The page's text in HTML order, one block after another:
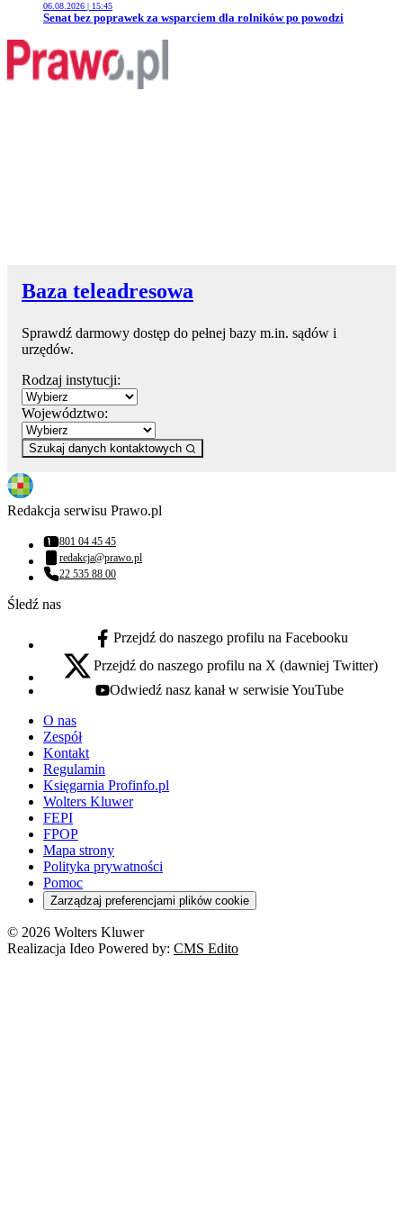
06.08.2026 | 15:45
Przejdź do artykułu:
Senat bez poprawek za wsparciem dla rolników po powodzi
Baza teleadresowa
Sprawdź darmowy dostęp do pełnej bazy m.in. sądów i
urzędów.
Rodzaj instytucji:
Województwo:
Szukaj danych kontaktowych
Redakcja serwisu Prawo.pl
Numer telefonu:
801 04 45 45
Adres email:
redakcja@prawo.pl
Numer telefonu:
22 535 88 00
Śledź nas
facebook - otwiera się w nowej karcie
Przejdź do naszego profilu na Facebooku
x - otwiera się w nowej karcie
Przejdź do naszego profilu na X (dawniej Twitter)
youtube - otwiera się w nowej karcie
Odwiedź nasz kanał w serwisie YouTube
O nas
Zespół
Kontakt
Regulamin
Księgarnia Profinfo.pl
Wolters Kluwer
FEPI
FPOP
Mapa strony
Polityka prywatności
Pomoc
Zarządzaj preferencjami plików cookie
© 2026 Wolters Kluwer
Realizacja Ideo Powered by: CMS Edito